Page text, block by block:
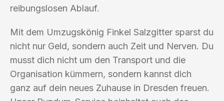
reibungslosen Ablauf.
Mit dem Umzugskönig Finkel Salzgitter sparst du
nicht nur Geld, sondern auch Zeit und Nerven. Du
musst dich nicht um den Transport und die
Organisation kümmern, sondern kannst dich
ganz auf dein neues Zuhause in Dresden freuen.